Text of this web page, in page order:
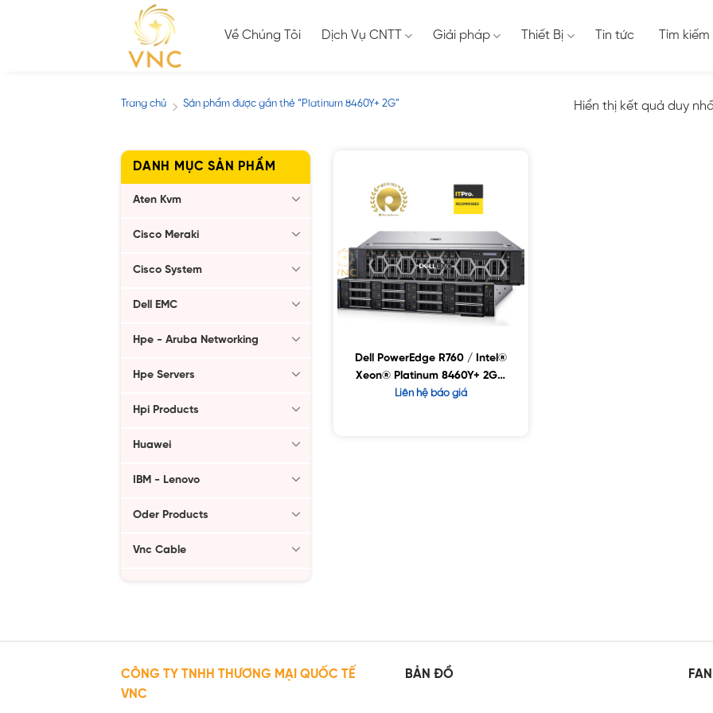
Về Chúng Tôi Dịch Vụ CNTT Giải pháp Thiết Bị Tin tức Tìm kiếm
Trang chủ / Sản phẩm được gắn thẻ “Platinum 8460Y+ 2G” Hiển thị kết quả duy
DANH MỤC SẢN PHẨM
Aten Kvm
Cisco Meraki
Cisco System
Dell EMC
Hpe - Aruba Networking
Hpe Servers
Hpi Products
Huawei
IBM - Lenovo
Oder Products
Vnc Cable
Dell PowerEdge R760 / Intel®
Xeon® Platinum 8460Y+ 2G /
32GB RDIMM / 8×2.5″ Chassis
Liên hệ báo giá
CÔNG TY TNHH THƯƠNG MẠI QUỐC TẾ
VNC
BẢN ĐỒ